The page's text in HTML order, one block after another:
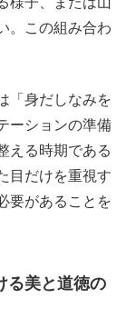
。この組み合わ
「身だしなみを
ーションの準備
える時期である
目だけを重視す
要があることを
美と道徳の